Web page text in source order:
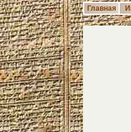
Главная